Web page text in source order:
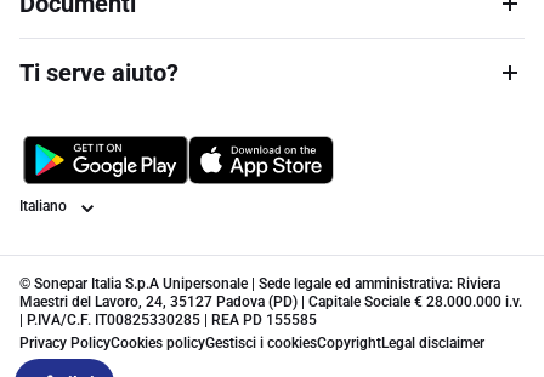
Ti serve aiuto?
Lingua
© Sonepar Italia S.p.A Unipersonale | Sede legale ed amministrativa: Riviera
Maestri del Lavoro, 24, 35127 Padova (PD) | Capitale Sociale € 28.000.000 i.v.
| P.IVA/C.F. IT00825330285 | REA PD 155585
Privacy PolicyCookies policyGestisci i cookiesCopyrightLegal disclaimer